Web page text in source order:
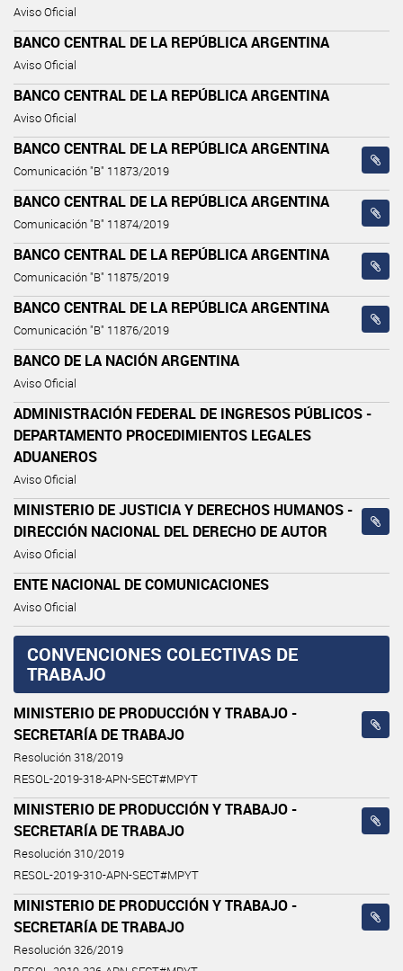
Aviso Oficial
BANCO CENTRAL DE LA REPÚBLICA ARGENTINA
Aviso Oficial
BANCO CENTRAL DE LA REPÚBLICA ARGENTINA
Aviso Oficial
BANCO CENTRAL DE LA REPÚBLICA ARGENTINA
Comunicación "B" 11873/2019
BANCO CENTRAL DE LA REPÚBLICA ARGENTINA
Comunicación "B" 11874/2019
BANCO CENTRAL DE LA REPÚBLICA ARGENTINA
Comunicación "B" 11875/2019
BANCO CENTRAL DE LA REPÚBLICA ARGENTINA
Comunicación "B" 11876/2019
BANCO DE LA NACIÓN ARGENTINA
Aviso Oficial
ADMINISTRACIÓN FEDERAL DE INGRESOS PÚBLICOS -
DEPARTAMENTO PROCEDIMIENTOS LEGALES
ADUANEROS
Aviso Oficial
MINISTERIO DE JUSTICIA Y DERECHOS HUMANOS -
DIRECCIÓN NACIONAL DEL DERECHO DE AUTOR
Aviso Oficial
ENTE NACIONAL DE COMUNICACIONES
Aviso Oficial
CONVENCIONES COLECTIVAS DE
TRABAJO
MINISTERIO DE PRODUCCIÓN Y TRABAJO -
SECRETARÍA DE TRABAJO
Resolución 318/2019
RESOL-2019-318-APN-SECT#MPYT
MINISTERIO DE PRODUCCIÓN Y TRABAJO -
SECRETARÍA DE TRABAJO
Resolución 310/2019
RESOL-2019-310-APN-SECT#MPYT
MINISTERIO DE PRODUCCIÓN Y TRABAJO -
SECRETARÍA DE TRABAJO
Resolución 326/2019